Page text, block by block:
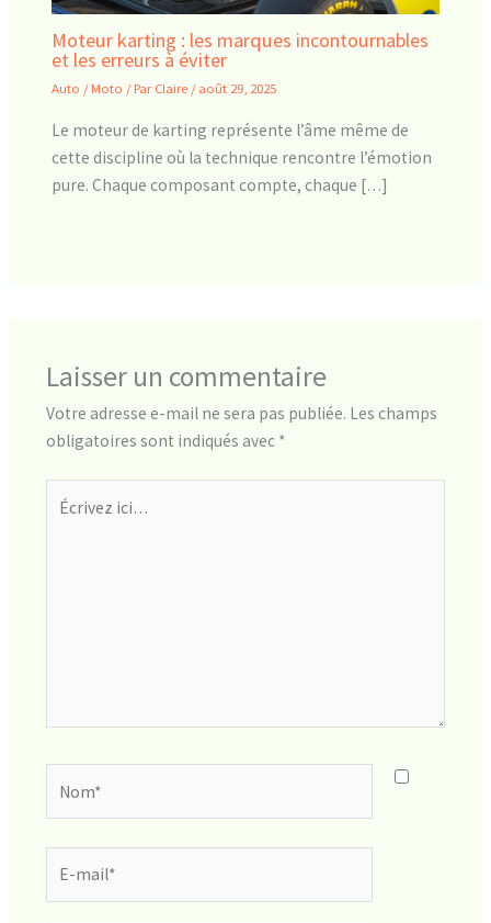
Moteur karting : les marques incontournables
et les erreurs à éviter
Auto / Moto / Par Claire / août 29, 2025
Le moteur de karting représente l’âme même de
cette discipline où la technique rencontre l’émotion
pure. Chaque composant compte, chaque […]
Laisser un commentaire
Votre adresse e-mail ne sera pas publiée. Les champs
obligatoires sont indiqués avec *
ici…
mail*